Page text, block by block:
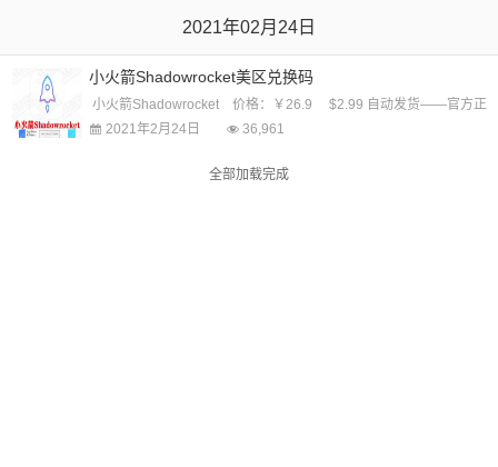
2021年02月24日
小火箭Shadowrocket美区兑换码
小火箭Shadowrocket 价格：￥26.9 $2.99 自动发货——官方正版
2021年2月24日
36,961
全部加载完成